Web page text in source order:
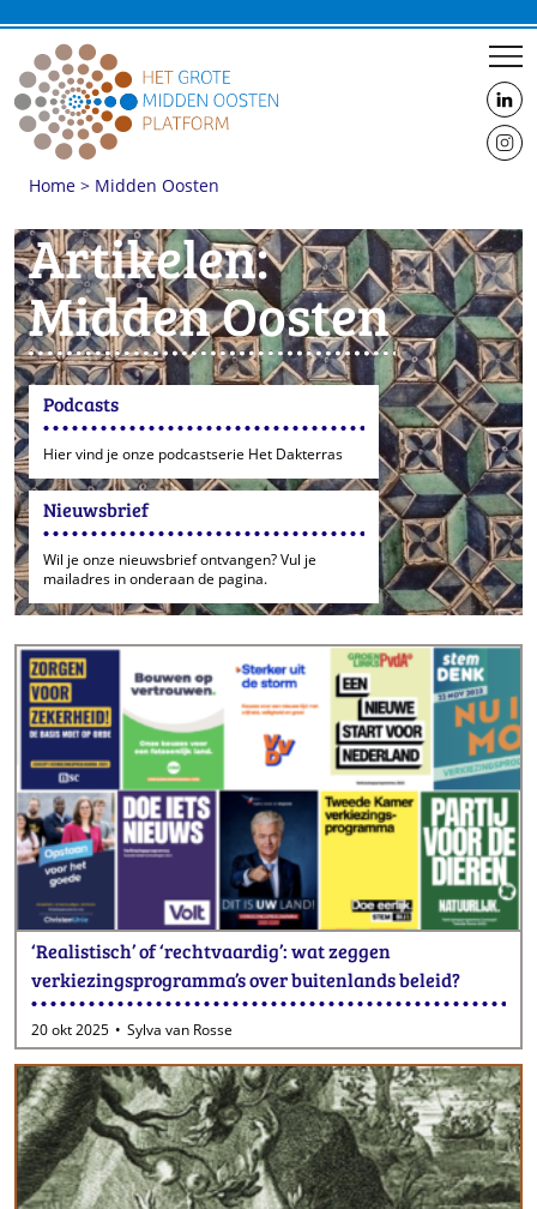
us
on
us
Home > Midden Oosten
Artikelen:
Midden Oosten
Podcasts
Hier vind je onze podcastserie Het Dakterras
Nieuwsbrief
Wil je onze nieuwsbrief ontvangen? Vul je
mailadres in onderaan de pagina.
‘Realistisch’ of ‘rechtvaardig’: wat zeggen
verkiezingsprogramma’s over buitenlands beleid?
20 okt 2025 Sylva van Rosse